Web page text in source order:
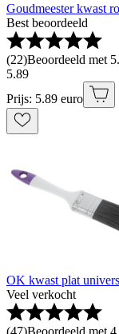
Goudmeester kwast
Best beoordeeld
(22)Beoordeeld met
5.89
Prijs: 5.89 euro
OK kwast plat
Veel verkocht
(47)Beoordeeld met